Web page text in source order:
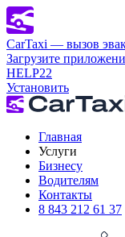
CarTaxi — вызов
Загрузите
HELP22
Установить
Главная
Услуги
Бизнесу
Водителям
Контакты
8 843 212 61 37